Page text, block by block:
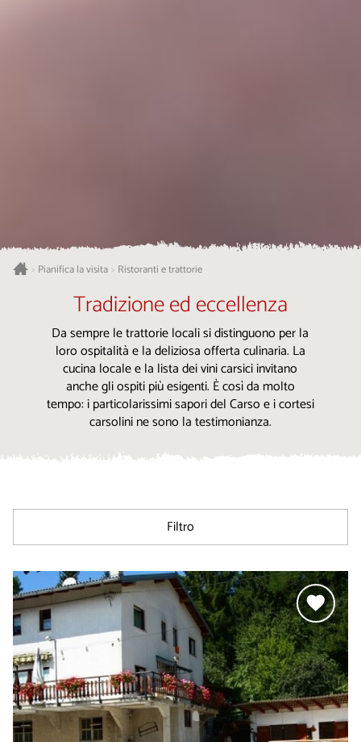
> Pianifica la visita > Ristoranti e trattorie
Tradizione ed eccellenza
Da sempre le trattorie locali si distinguono per la
loro ospitalità e la deliziosa offerta culinaria. La
cucina locale e la lista dei vini carsici invitano
anche gli ospiti più esigenti. È così da molto
tempo: i particolarissimi sapori del Carso e i cortesi
carsolini ne sono la testimonianza.
Filtro